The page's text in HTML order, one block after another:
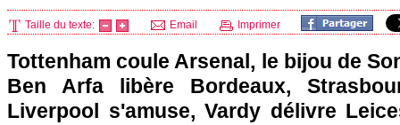
Taille du texte: Email Imprimer
Tottenham coule Arsenal, le bijou de
Ben Arfa libère Bordeaux,
Liverpool s'amuse, Vardy délivre